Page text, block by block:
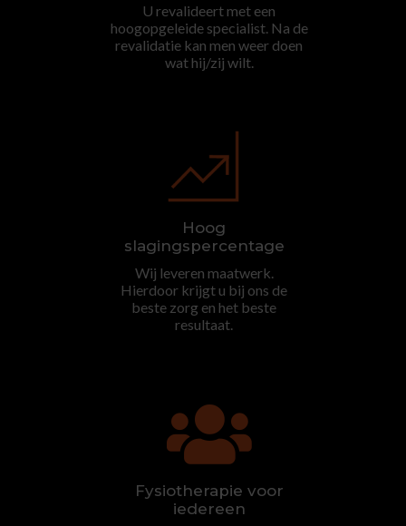
U revalideert met een
hoogopgeleide specialist. Na de
revalidatie kan men weer doen
wat hij/zij wilt.
Hoog
slagingspercentage
Wij leveren maatwerk.
Hierdoor krijgt u bij ons de
beste zorg en het beste
resultaat.

Fysiotherapie voor
iedereen